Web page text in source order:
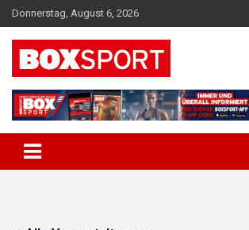
Skip
to
content
Donnerstag, August 6, 2026
BOXSPORT